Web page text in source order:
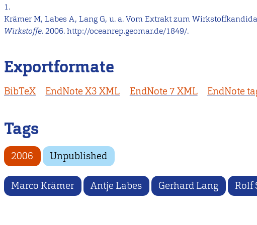
1.
Krämer M, Labes A, Lang G, u. a. Vom Extrakt zum
Wirkstoffe. 2006. http://oceanrep.geomar.de/1849/.
Exportformate
BibTeX EndNote X3 XML EndNote 7 XML EndNote
Tags
2006 Unpublished
Marco Krämer Antje Labes Gerhard Lang Rolf